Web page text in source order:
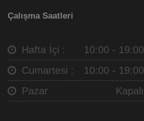
Çalışma Saatleri
Hafta İçi :
10:00 - 19:00
Cumartesi :
10:00 - 19:00
Pazar
Kapalı